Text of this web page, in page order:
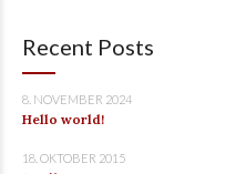
Recent Posts
8. NOVEMBER 2024
Hello world!
18. OKTOBER 2015